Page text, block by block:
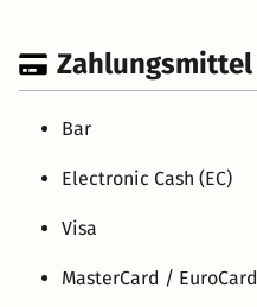
Zahlungsmittel
Bar
Electronic Cash (EC)
Visa
MasterCard / EuroCard